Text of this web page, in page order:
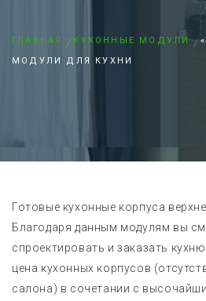
ГЛАВНАЯ КУХОННЫЕ МОДУЛИ
МОДУЛИ ДЛЯ КУХНИ
Готовые кухонные корпуса
Благодаря данным модулям вы
спроектировать и заказать
цена кухонных корпусов
салона) в сочетании с